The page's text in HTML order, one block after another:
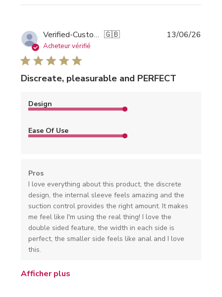
Verified-Customer 🇬🇧
Acheteur vérifié
Discreate, pleasurable and PERFECT
Design
Ease Of Use
Pros
I love everything about this product, the discrete
design, the internal sleeve feels amazing and the
suction control provides the right amount. It makes
me feel like I'm using the real thing! I love the
double sided feature, the width in each side is
perfect, the smaller side feels like anal and I love
this.
Afficher plus
13/06/26